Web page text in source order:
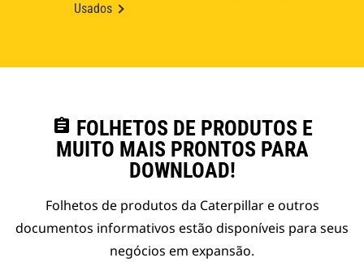
Usados
assignment FOLHETOS DE PRODUTOS E
MUITO MAIS PRONTOS PARA
DOWNLOAD!
Folhetos de produtos da Caterpillar e outros
documentos informativos estão disponíveis para seus
negócios em expansão.